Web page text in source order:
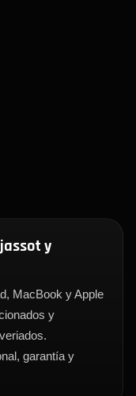
y
MacBook y Apple
y
garantía y